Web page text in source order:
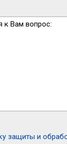
защиты и